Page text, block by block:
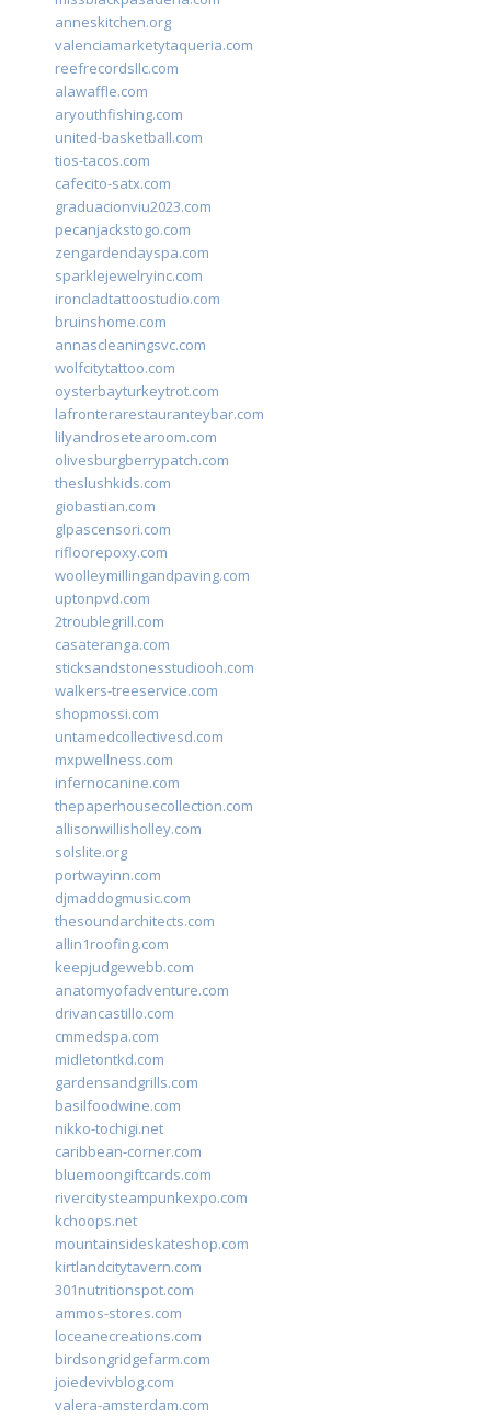
anneskitchen.org
valenciamarketytaqueria.com
reefrecordsllc.com
alawaffle.com
aryouthfishing.com
united-basketball.com
tios-tacos.com
cafecito-satx.com
graduacionviu2023.com
pecanjackstogo.com
zengardendayspa.com
sparklejewelryinc.com
ironcladtattoostudio.com
bruinshome.com
annascleaningsvc.com
wolfcitytattoo.com
oysterbayturkeytrot.com
lafronterarestauranteybar.com
lilyandrosetearoom.com
olivesburgberrypatch.com
theslushkids.com
giobastian.com
glpascensori.com
rifloorepoxy.com
woolleymillingandpaving.com
uptonpvd.com
2troublegrill.com
casateranga.com
sticksandstonesstudiooh.com
walkers-treeservice.com
shopmossi.com
untamedcollectivesd.com
mxpwellness.com
infernocanine.com
thepaperhousecollection.com
allisonwillisholley.com
solslite.org
portwayinn.com
djmaddogmusic.com
thesoundarchitects.com
allin1roofing.com
keepjudgewebb.com
anatomyofadventure.com
drivancastillo.com
cmmedspa.com
midletontkd.com
gardensandgrills.com
basilfoodwine.com
nikko-tochigi.net
caribbean-corner.com
bluemoongiftcards.com
rivercitysteampunkexpo.com
kchoops.net
mountainsideskateshop.com
kirtlandcitytavern.com
301nutritionspot.com
ammos-stores.com
loceanecreations.com
birdsongridgefarm.com
joiedevivblog.com
valera-amsterdam.com